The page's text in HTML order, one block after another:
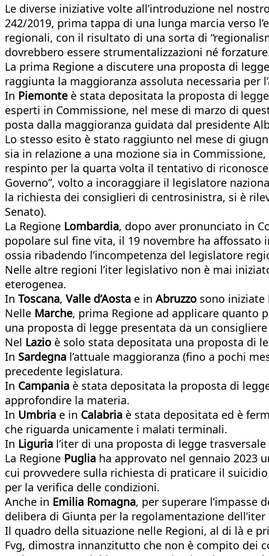
Le diverse iniziative volte all’introduzione nel
242/2019, prima tappa di una lunga marcia verso
regionali, con il risultato di una sorta di
dovrebbero essere strumentalizzazioni né
La prima Regione a discutere una proposta di
raggiunta la maggioranza assoluta necessaria per
In Piemonte è stata depositata la proposta di
esperti in Commissione, nel mese di marzo di
posta dalla maggioranza guidata dal presidente
Lo stesso esito è stato raggiunto nel mese di
sia in relazione a una mozione sia in
respinto per la quarta volta il tentativo di
Governo”, volto a incoraggiare il legislatore
la richiesta dei consiglieri di centrosinistra, si è
Senato).
La Regione Lombardia, dopo aver pronunciato in
popolare sul fine vita, il 19 novembre ha
ossia ribadendo l’incompetenza del legislatore
Nelle altre regioni l’iter legislativo non è mai
eterogenea.
In Toscana, Valle d’Aosta e in Abruzzo sono iniziate
Nelle Marche, prima Regione ad applicare quanto
una proposta di legge presentata da un
Nel Lazio è solo stata depositata una proposta di
In Sardegna l’attuale maggioranza (fino a pochi
precedente legislatura.
In Campania è stata depositata la proposta di
approfondire la materia.
In Umbria e in Calabria è stata depositata ed è
che riguarda unicamente i malati terminali.
In Liguria l’iter di una proposta di legge
La Regione Puglia ha approvato nel gennaio 2023
cui provvedere sulla richiesta di praticare il
per la verifica delle condizioni.
Anche in Emilia Romagna, per superare l’impasse
delibera di Giunta per la regolamentazione
Il quadro della situazione nelle Regioni, al di là e
Fvg, dimostra innanzitutto che non è compito dei